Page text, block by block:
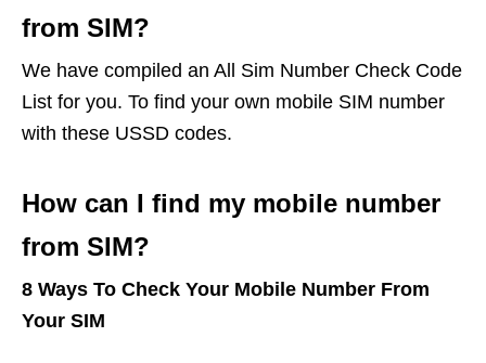
from SIM?
We have compiled an All Sim Number Check Code
List for you. To find your own mobile SIM number
with these USSD codes.
How can I find my mobile number
from SIM?
8 Ways To Check Your Mobile Number From
Your SIM